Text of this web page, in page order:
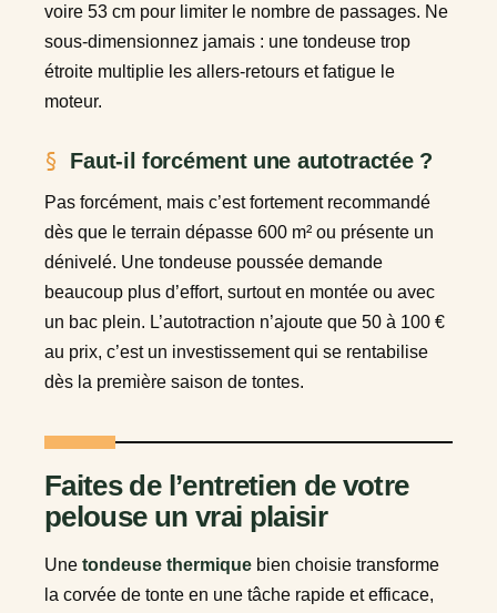
voire 53 cm pour limiter le nombre de passages. Ne
sous-dimensionnez jamais : une tondeuse trop
étroite multiplie les allers-retours et fatigue le
moteur.
Faut-il forcément une autotractée ?
Pas forcément, mais c’est fortement recommandé
dès que le terrain dépasse 600 m² ou présente un
dénivelé. Une tondeuse poussée demande
beaucoup plus d’effort, surtout en montée ou avec
un bac plein. L’autotraction n’ajoute que 50 à 100 €
au prix, c’est un investissement qui se rentabilise
dès la première saison de tontes.
Faites de l’entretien de votre
pelouse un vrai plaisir
Une tondeuse thermique bien choisie transforme
la corvée de tonte en une tâche rapide et efficace,